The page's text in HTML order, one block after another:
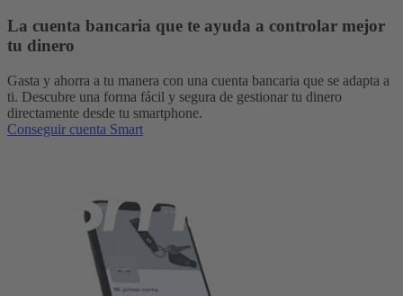
La cuenta bancaria que te ayuda a controlar mejor
tu dinero
Gasta y ahorra a tu manera con una cuenta bancaria que se adapta a
ti. Descubre una forma fácil y segura de gestionar tu dinero
directamente desde tu smartphone.
Conseguir cuenta Smart